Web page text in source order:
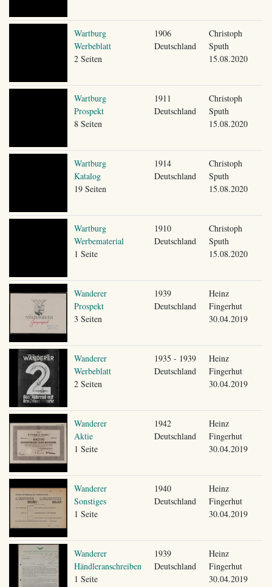
Wartburg
Werbeblatt
2 Seiten
1906
Deutschland
Christoph
Sputh
15.08.2020
Wartburg
Prospekt
8 Seiten
1911
Deutschland
Christoph
Sputh
15.08.2020
Wartburg
Katalog
19 Seiten
1914
Deutschland
Christoph
Sputh
15.08.2020
Wartburg
Werbematerial
1 Seite
1910
Deutschland
Christoph
Sputh
15.08.2020
Wanderer
Prospekt
3 Seiten
1939
Deutschland
Heinz
Fingerhut
30.04.2019
Wanderer
Werbeblatt
2 Seiten
1935 - 1939
Deutschland
Heinz
Fingerhut
30.04.2019
Wanderer
Aktie
1 Seite
1942
Deutschland
Heinz
Fingerhut
30.04.2019
Wanderer
Sonstiges
1 Seite
1940
Deutschland
Heinz
Fingerhut
30.04.2019
Wanderer
Händleranschreiben
1 Seite
1939
Deutschland
Heinz
Fingerhut
30.04.2019